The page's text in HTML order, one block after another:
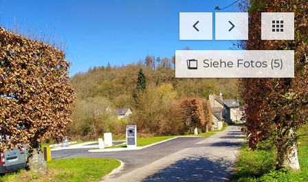
Siehe Fotos (5)